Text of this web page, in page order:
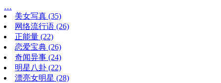
…
美女写真 (35)
网络流行语 (26)
正能量 (22)
恋爱宝典 (26)
奇闻异事 (24)
明星八卦 (22)
漂亮女明星 (28)